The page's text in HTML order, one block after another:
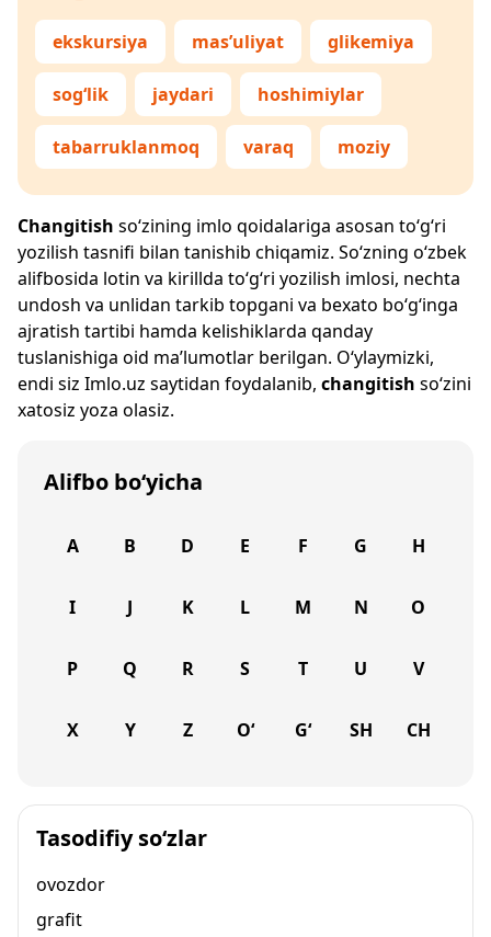
ekskursiya mas’uliyat glikemiya
sog‘lik jaydari hoshimiylar
tabarruklanmoq varaq moziy
Changitish so‘zining imlo qoidalariga asosan to‘g‘ri
yozilish tasnifi bilan tanishib chiqamiz. So‘zning o‘zbek
alifbosida lotin va kirillda to‘g‘ri yozilish imlosi, nechta
undosh va unlidan tarkib topgani va bexato bo‘g‘inga
ajratish tartibi hamda kelishiklarda qanday
tuslanishiga oid ma’lumotlar berilgan. O‘ylaymizki,
endi siz Imlo.uz saytidan foydalanib, changitish so‘zini
xatosiz yoza olasiz.
Alifbo bo‘yicha
A B D E F G H
I J K L M N O
P Q R S T U V
X Y Z O‘ G‘ SH CH
Tasodifiy so‘zlar
ovozdor
grafit